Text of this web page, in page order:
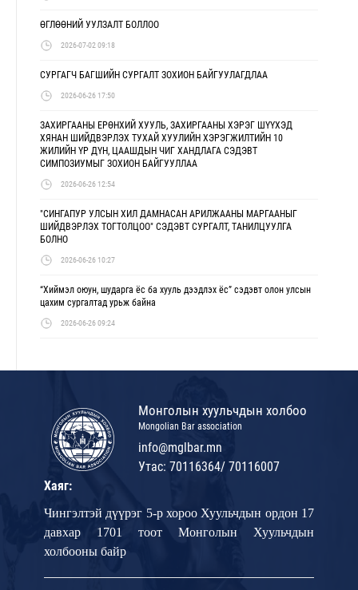
ӨГЛӨӨНИЙ УУЛЗАЛТ БОЛЛОО
2026-07-02 09:18
СУРГАГЧ БАГШИЙН СУРГАЛТ ЗОХИОН БАЙГУУЛАГДЛАА
2026-06-26 17:50
ЗАХИРГААНЫ ЕРӨНХИЙ ХУУЛЬ, ЗАХИРГААНЫ ХЭРЭГ ШҮҮХЭД
ХЯНАН ШИЙДВЭРЛЭХ ТУХАЙ ХУУЛИЙН ХЭРЭГЖИЛТИЙН 10
ЖИЛИЙН ҮР ДҮН, ЦААШДЫН ЧИГ ХАНДЛАГА СЭДЭВТ
СИМПОЗИУМЫГ ЗОХИОН БАЙГУУЛЛАА
2026-06-26 12:54
"СИНГАПУР УЛСЫН ХИЛ ДАМНАСАН АРИЛЖААНЫ МАРГААНЫГ
ШИЙДВЭРЛЭХ ТОГТОЛЦОО" СЭДЭВТ СУРГАЛТ, ТАНИЛЦУУЛГА
БОЛНО
2026-06-26 10:27
“Хиймэл оюун, шударга ёс ба хууль дээдлэх ёс” сэдэвт олон улсын
цахим сургалтад урьж байна
2026-06-26 09:24
Монголын хуульчдын холбоо
Mongolian Bar association
info@mglbar.mn
Утас: 70116364/ 70116007
Хаяг:
Чингэлтэй дүүрэг 5-р хороо Хуульчдын ордон 17
давхар 1701 тоот Монголын Хуульчдын
холбооны байр